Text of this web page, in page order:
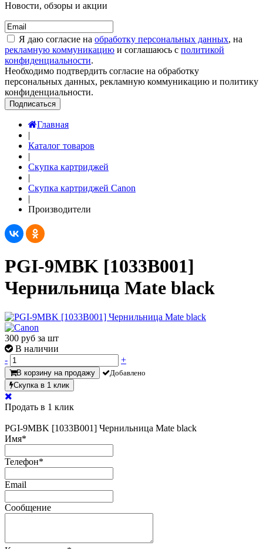
Новости, обзоры и акции
Я даю согласие на обработку персональных данных, на
рекламную коммуникацию и соглашаюсь с политикой
конфиденциальности.
Необходимо подтвердить согласие на обработку
персональных данных, рекламную коммуникацию и политику
конфиденциальности.
Подписаться
Главная
|
Каталог товаров
|
Скупка картриджей
|
Скупка картриджей Canon
|
Производители
PGI-9MBK [1033B001]
Чернильница Mate black
300 руб за шт
В наличии
-
+
В корзину на продажу
Добавлено
Скупка в 1 клик
Продать в 1 клик
PGI-9MBK [1033B001] Чернильница Mate black
Имя*
Телефон*
Email
Сообщение